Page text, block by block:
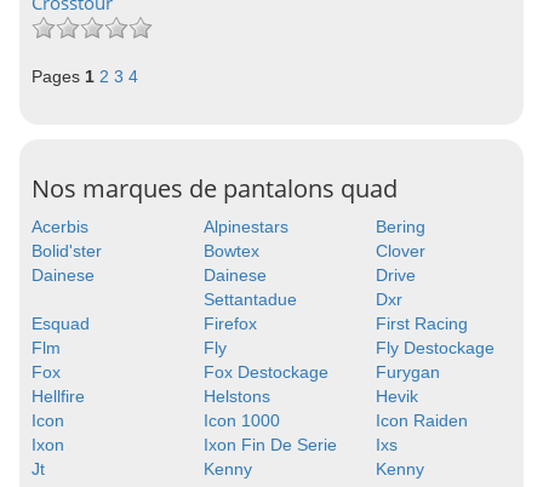
Pages 1 2 3 4
Nos marques de pantalons quad
Acerbis Alpinestars
Bering
Bolid'ster
Bowtex
Clover
Dainese
Dainese
Settantadue
Drive
Dxr
Esquad
Firefox
First Racing
Flm
Fly
Fly Destockage
Fox
Fox Destockage
Furygan
Hellfire
Helstons
Hevik
Icon
Icon 1000
Icon Raiden
Ixon
Ixon Fin De Serie
Ixs
Jt
Kenny
Kenny